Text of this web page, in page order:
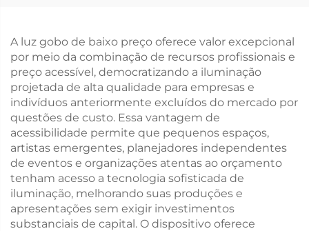
A luz gobo de baixo preço oferece valor excepcional
por meio da combinação de recursos profissionais e
preço acessível, democratizando a iluminação
projetada de alta qualidade para empresas e
indivíduos anteriormente excluídos do mercado por
questões de custo. Essa vantagem de
acessibilidade permite que pequenos espaços,
artistas emergentes, planejadores independentes
de eventos e organizações atentas ao orçamento
tenham acesso a tecnologia sofisticada de
iluminação, melhorando suas produções e
apresentações sem exigir investimentos
substanciais de capital. O dispositivo oferece